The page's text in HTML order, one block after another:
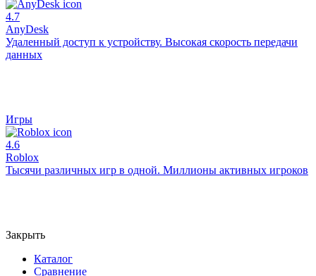
4.7
AnyDesk
Удаленный доступ к устройству. Высокая скорость передачи
данных
Игры
4.6
Roblox
Тысячи различных игр в одной. Миллионы активных игроков
Закрыть
Каталог
Сравнение